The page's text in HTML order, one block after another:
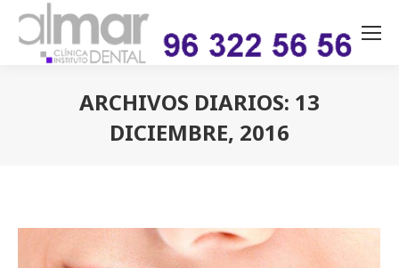
ARCHIVOS DIARIOS: 13
DICIEMBRE, 2016